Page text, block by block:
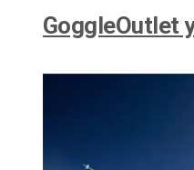
GoggleOutlet